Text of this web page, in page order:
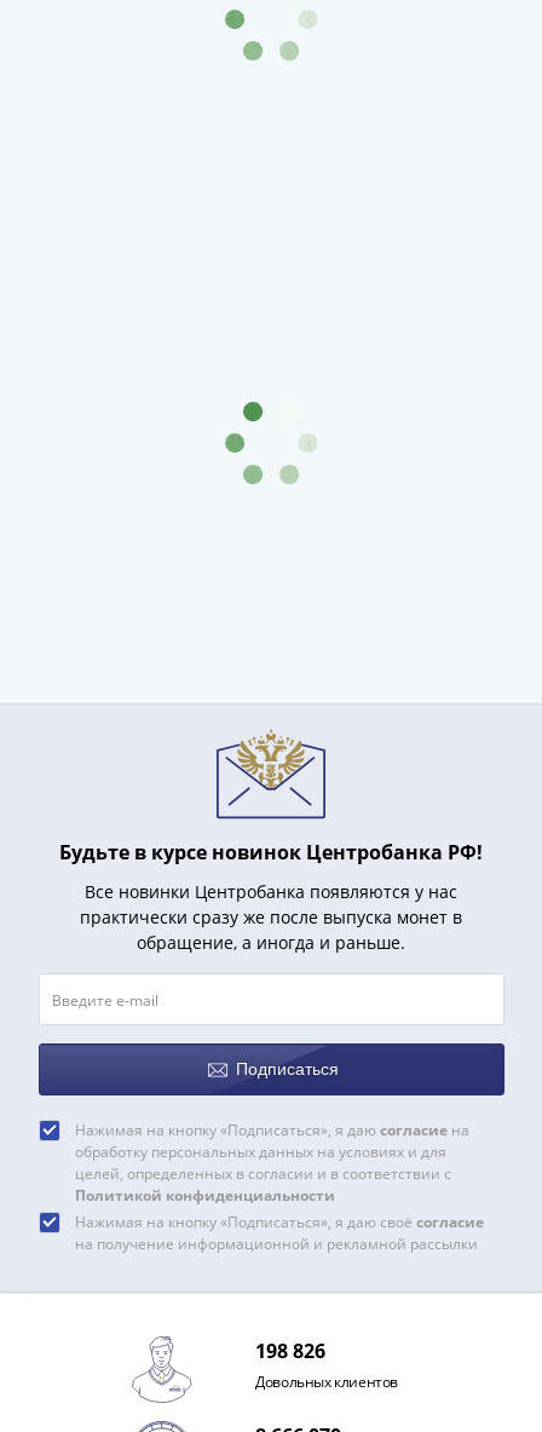
Будьте в курсе новинок Центробанка РФ!
Все новинки Центробанка появляются у нас
практически сразу же после выпуска монет в
обращение, а иногда и раньше.
Подписаться
Нажимая на кнопку «Подписаться», я даю согласиена
обработку персональных данных на условиях и для
целей, определенных в согласии и в соответствии с
Политикой конфиденциальности
Нажимая на кнопку «Подписаться», я даю своё согласие
на получение информационной и рекламной рассылки
198 826
Довольных клиентов